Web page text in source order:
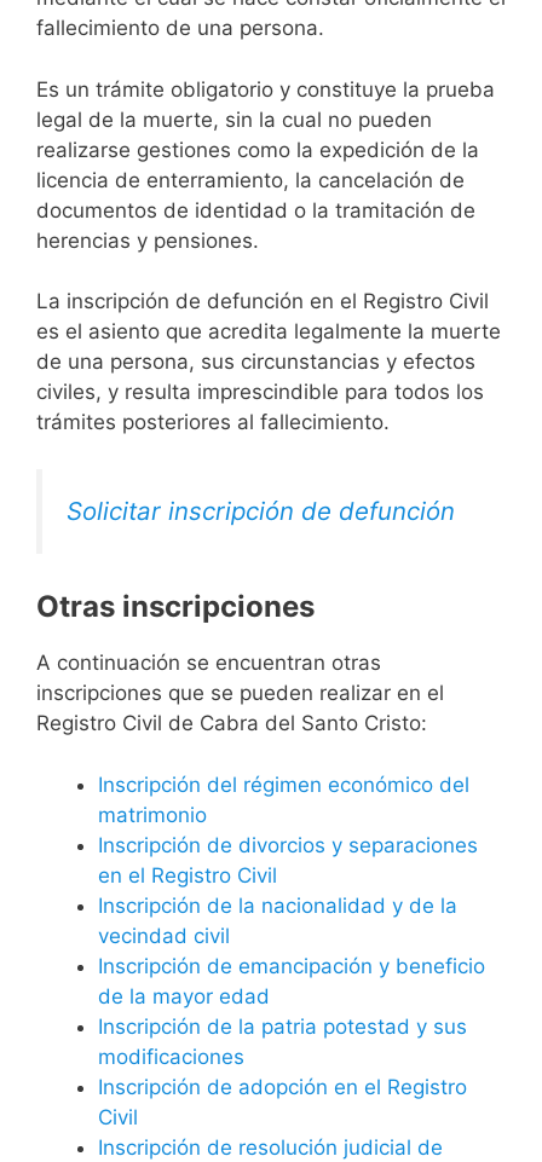
fallecimiento de una persona.
Es un trámite obligatorio y constituye la prueba
legal de la muerte, sin la cual no pueden
realizarse gestiones como la expedición de la
licencia de enterramiento, la cancelación de
documentos de identidad o la tramitación de
herencias y pensiones.
La inscripción de defunción en el Registro Civil
es el asiento que acredita legalmente la muerte
de una persona, sus circunstancias y efectos
civiles, y resulta imprescindible para todos los
trámites posteriores al fallecimiento.
Solicitar inscripción de defunción
Otras inscripciones
A continuación se encuentran otras
inscripciones que se pueden realizar en el
Registro Civil de Cabra del Santo Cristo:
Inscripción del régimen económico del
matrimonio
Inscripción de divorcios y separaciones
en el Registro Civil
Inscripción de la nacionalidad y de la
vecindad civil
Inscripción de emancipación y beneficio
de la mayor edad
Inscripción de la patria potestad y sus
modificaciones
Inscripción de adopción en el Registro
Civil
Inscripción de resolución judicial de